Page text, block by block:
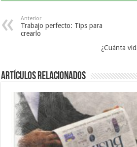
Anterior
Trabajo perfecto: Tips para
crearlo
¿Cuánta
Artículos relacionados